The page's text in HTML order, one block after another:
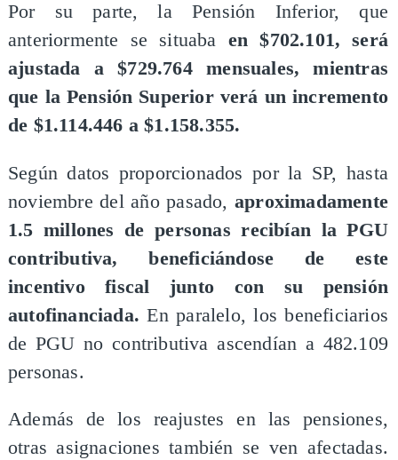
Por su parte, la Pensión Inferior, que
anteriormente se situaba en $702.101, será
ajustada a $729.764 mensuales, mientras
que la Pensión Superior verá un incremento
de $1.114.446 a $1.158.355.
Según datos proporcionados por la SP, hasta
noviembre del año pasado, aproximadamente
1.5 millones de personas recibían la PGU
contributiva, beneficiándose de este
incentivo fiscal junto con su pensión
autofinanciada. En paralelo, los beneficiarios
de PGU no contributiva ascendían a 482.109
personas.
Además de los reajustes en las pensiones,
otras asignaciones también se ven afectadas.